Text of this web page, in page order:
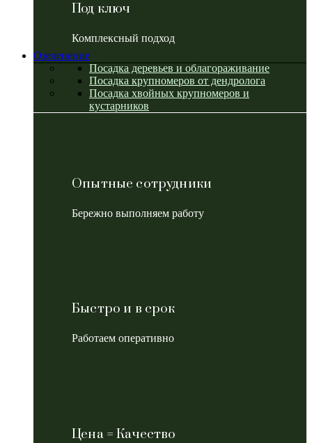
Под ключ
Комплексный подход
Озеленение
Посадка деревьев и облагораживание
Посадка крупномеров от дендролога
Посадка хвойных крупномеров и
кустарников
Опытные сотрудники
Бережно выполняем работу
Быстро и в срок
Работаем оперативно
Цена = Качество